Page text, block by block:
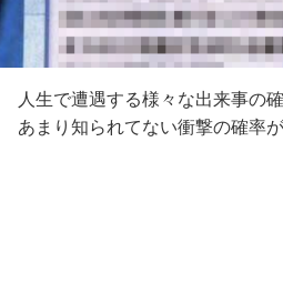
人生で遭遇する様々な出来事の
あまり知られてない衝撃の確率